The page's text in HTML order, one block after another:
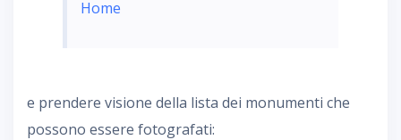
Home
e prendere visione della lista dei monumenti che
possono essere fotografati: